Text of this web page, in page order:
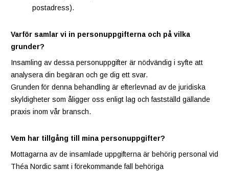
postadress).
Varför samlar vi in personuppgifterna och på vilka
grunder?
Insamling av dessa personuppgifter är nödvändig i syfte att
analysera din begäran och ge dig ett svar.
Grunden för denna behandling är efterlevnad av de juridiska
skyldigheter som åligger oss enligt lag och fastställd gällande
praxis inom vår bransch.
Vem har tillgång till mina personuppgifter?
Mottagarna av de insamlade uppgifterna är behörig personal vid
Théa Nordic samt i förekommande fall behöriga